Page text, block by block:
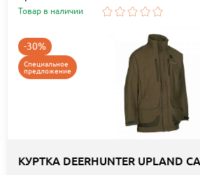
Товар в наличии
-30%
Специальное
предложение
КУРТКА DEERHUNTER UPLAND